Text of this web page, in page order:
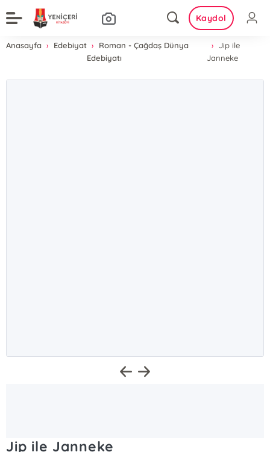
Kaydol
Anasayfa Edebiyat
Roman - Çağdaş Dünya
Edebiyatı
Jip ile
Janneke
Jip ile Janneke